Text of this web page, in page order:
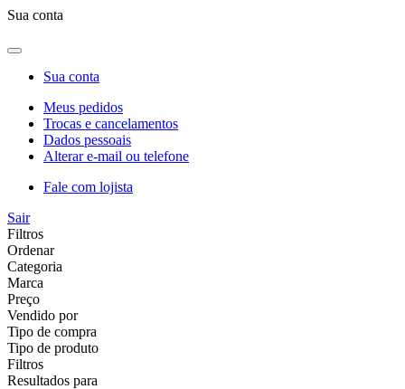
Sua conta
Sua conta
Meus pedidos
Trocas e cancelamentos
Dados pessoais
Alterar e-mail ou telefone
Fale com lojista
Sair
Filtros
Ordenar
Categoria
Marca
Preço
Vendido por
Tipo de compra
Tipo de produto
Filtros
Resultados para